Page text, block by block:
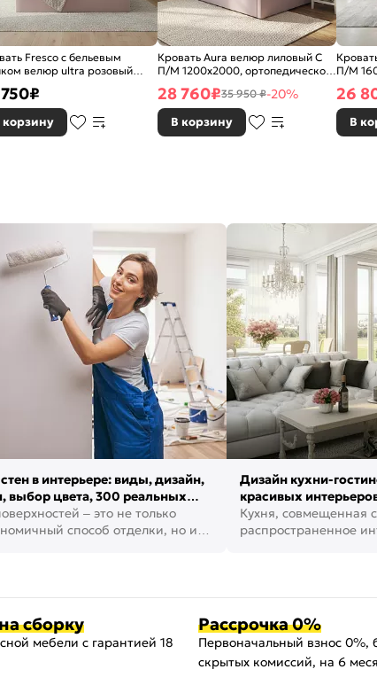
Fresco с бельевым
велюр ultra розовый
₽
корзину
Кровать Aura велюр лиловый С
П/М 1200x2000, ортопедическое
28 760₽35 950 ₽-20%
В корзину
П/М
26
В
в интерьере: виды, дизайн,
выбор цвета, 300 реальных
– это не только
способ отделки, но и
Дизайн кухни-
красивых
Кухня, совмещенная
распространенное
сборку
мебели с гарантией 18
Рассрочка 0%
Первоначальный взнос 0%,
скрытых комиссий, на 6